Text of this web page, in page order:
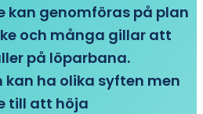
kan genomföras på plan
och många gillar att
på löparbana.
ha olika syften men
till att höja